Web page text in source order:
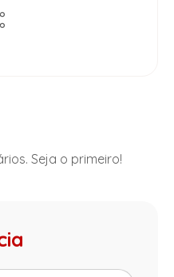
Seja o primeiro!